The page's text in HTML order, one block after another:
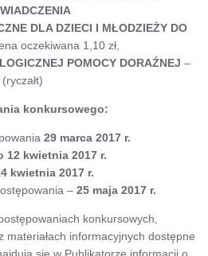
DLA DZIECI I MŁODZIEŻY DO
oczekiwana 1,10 zł,
POMOCY DORAŹNEJ –
konkursowego:
29 marca 2017 r.
12 kwietnia 2017 r.
kwietnia 2017 r.
– 25 maja 2017 r.
konkursowych,
informacyjnych dostępne
się w Publikatorze informacji o